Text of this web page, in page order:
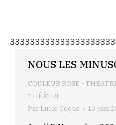
NOUS LES
COULEUR ROSE -
THÉÂTRE
Par Lucie Coqué 10 juin